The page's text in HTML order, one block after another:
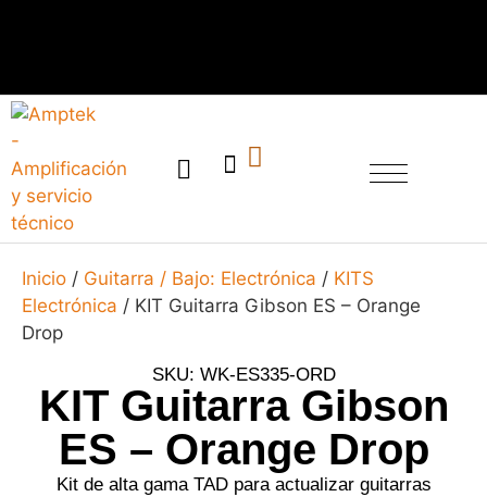
Inicio / Guitarra / Bajo: Electrónica / KITS
Electrónica / KIT Guitarra Gibson ES – Orange
Drop
SKU: WK-ES335-ORD
KIT Guitarra Gibson
ES – Orange Drop
Kit de alta gama TAD para actualizar guitarras